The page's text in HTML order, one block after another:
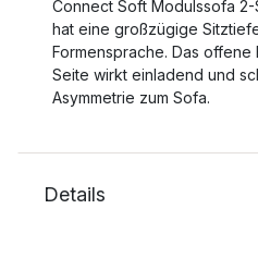
Connect Soft Modulssofa
hat eine großzügige
Formensprache. Das
Seite wirkt einladend und
Asymmetrie zum Sofa.
Details